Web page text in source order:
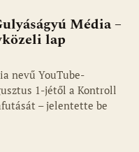
Média –
lap
nevű YouTube-
1-jétől a Kontroll
– jelentette be